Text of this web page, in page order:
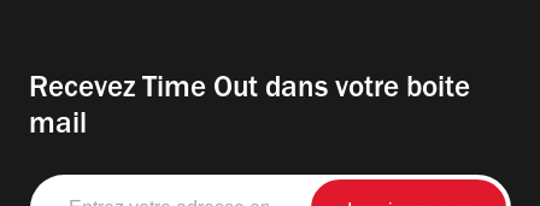
Recevez Time Out dans votre boite
mail
Entrez